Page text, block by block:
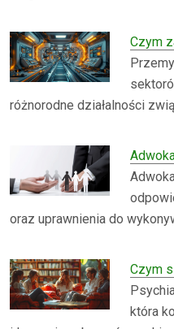
Czym
różnorodne działalności
oraz uprawnienia do
Czym
która